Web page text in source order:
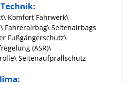
Komfort Fahrwerk\
Fahrerairbag\ Seitenairbags
Fußgängerschutz\
(ASR)\
Seitenaufprallschutz